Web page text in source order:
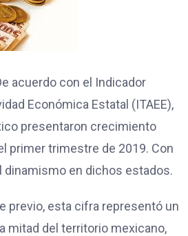
acuerdo con el Indicador
Económica Estatal (ITAEE),
presentaron crecimiento
primer trimestre de 2019. Con
dinamismo en dichos estados.
previo, esta cifra representó un
mitad del territorio mexicano,